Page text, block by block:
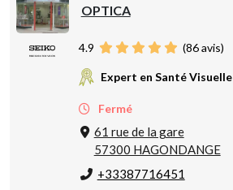
OPTICA
4.9 (86avis)
Expert en Santé Visuelle
Fermé
61 rue de la gare
57300 HAGONDANGE
+33387716451